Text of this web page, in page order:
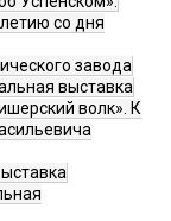
со дня
завода
выставка
волк». К